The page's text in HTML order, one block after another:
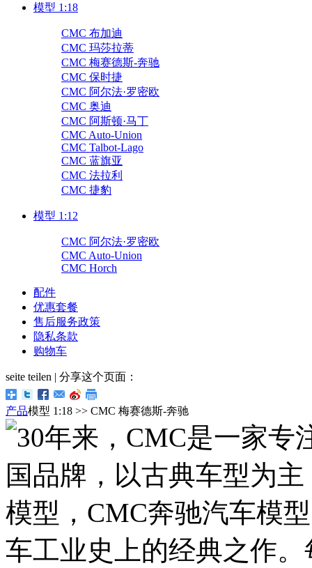
模型 1:18
CMC 布加迪
CMC 玛莎拉蒂
CMC 梅赛德斯-奔驰
CMC 保时捷
CMC 阿尔法·罗密欧
CMC 奥迪
CMC 阿斯顿·马丁
CMC Auto-Union
CMC Talbot-Lago
CMC 蓝旗亚
CMC 法拉利
CMC 捷豹
模型 1:12
CMC 阿尔法·罗密欧
CMC Auto-Union
CMC Horch
配件
优惠套餐
售后服务政策
隐私条款
购物车
seite teilen | 分享这个页面：
产品模型 1:18 >> CMC 梅赛德斯-奔驰